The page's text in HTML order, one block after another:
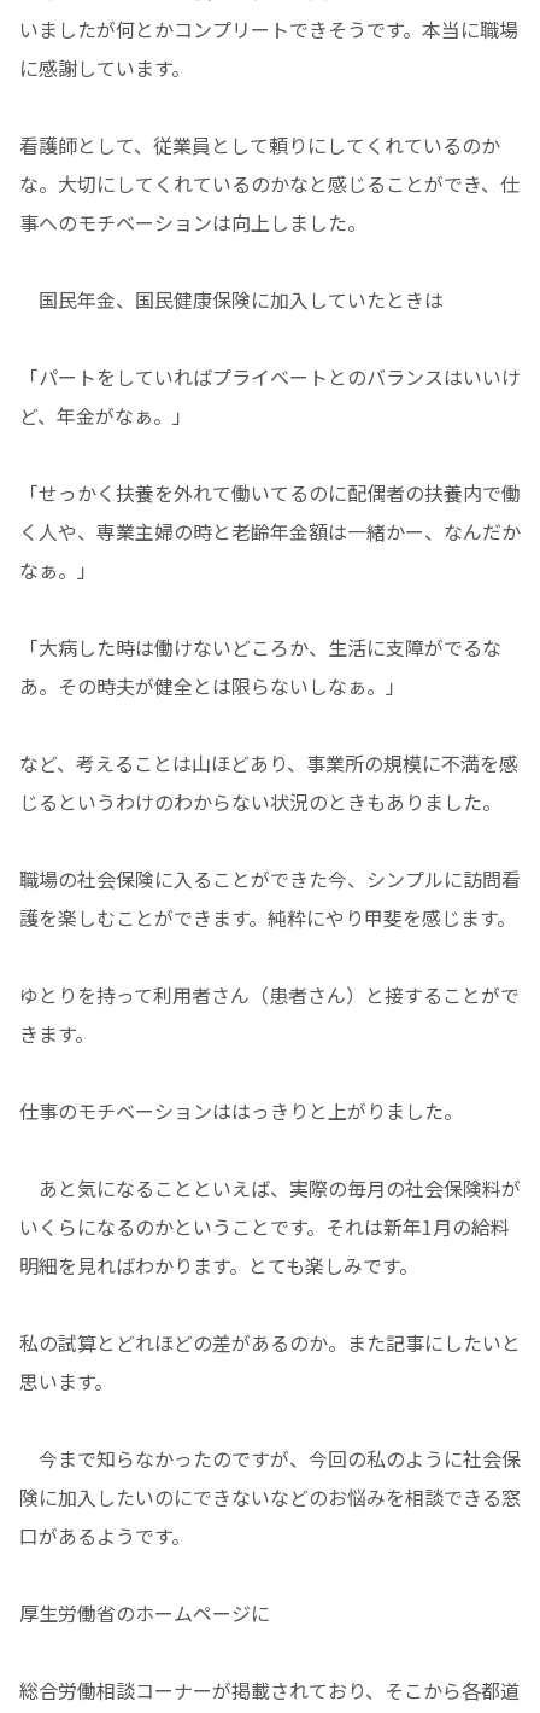
いましたが何とかコンプリートできそうです。本当に職場
に感謝しています。
看護師として、従業員として頼りにしてくれているのか
な。大切にしてくれているのかなと感じることができ、仕
事へのモチベーションは向上しました。
国民年金、国民健康保険に加入していたときは
「パートをしていればプライベートとのバランスはいいけ
ど、年金がなぁ。」
「せっかく扶養を外れて働いてるのに配偶者の扶養内で働
く人や、専業主婦の時と老齢年金額は一緒かー、なんだか
なぁ。」
「大病した時は働けないどころか、生活に支障がでるな
あ。その時夫が健全とは限らないしなぁ。」
など、考えることは山ほどあり、事業所の規模に不満を感
じるというわけのわからない状況のときもありました。
職場の社会保険に入ることができた今、シンプルに訪問看
護を楽しむことができます。純粋にやり甲斐を感じます。
ゆとりを持って利用者さん（患者さん）と接することがで
きます。
仕事のモチベーションははっきりと上がりました。
あと気になることといえば、実際の毎月の社会保険料が
いくらになるのかということです。それは新年1月の給料
明細を見ればわかります。とても楽しみです。
私の試算とどれほどの差があるのか。また記事にしたいと
思います。
今まで知らなかったのですが、今回の私のように社会保
険に加入したいのにできないなどのお悩みを相談できる窓
口があるようです。
厚生労働省のホームページに
総合労働相談コーナーが掲載されており、そこから各都道